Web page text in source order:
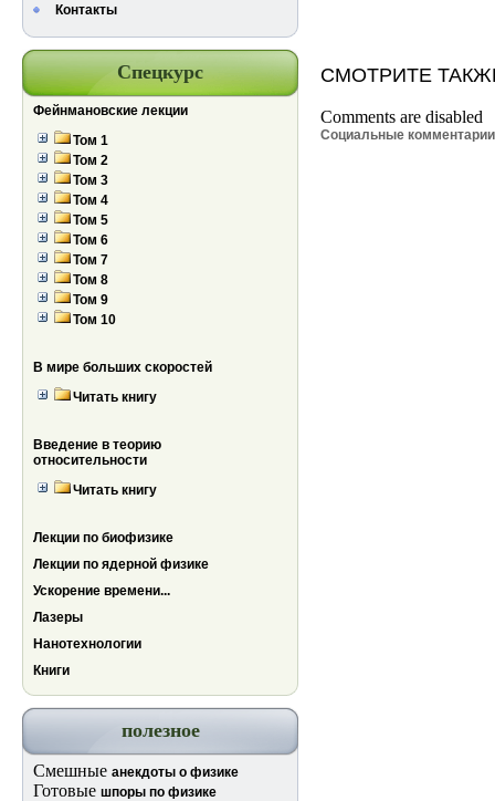
Контакты
Спецкурс
Фейнмановские лекции
Том 1
Том 2
Том 3
Том 4
Том 5
Том 6
Том 7
Том 8
Том 9
Том 10
В мире больших скоростей
Читать книгу
Введение в теорию
относительности
Читать книгу
Лекции по биофизике
Лекции по ядерной физике
Ускорение времени...
Лазеры
Нанотехнологии
Книги
полезное
Смешные анекдоты о физике
Готовые шпоры по физике
СМОТРИТЕ
Comments are disabled
Социальные